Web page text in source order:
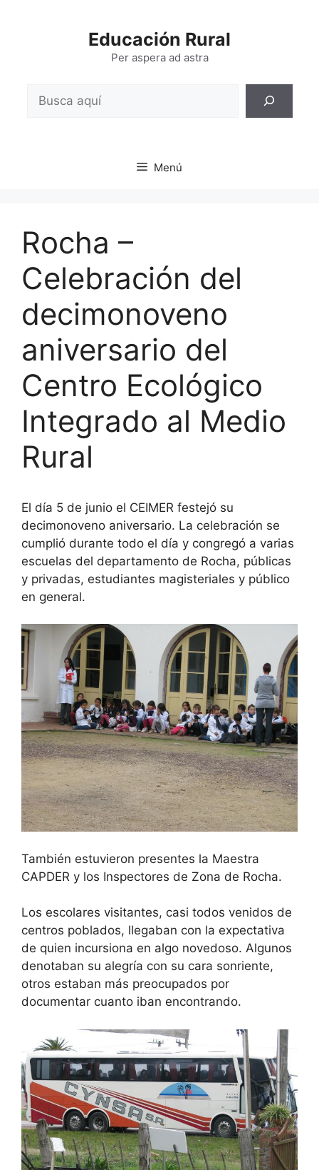
Educación Rural
Per aspera ad astra
Menú
Rocha –
Celebración del
decimonoveno
aniversario del
Centro Ecológico
Integrado al Medio
Rural
El día 5 de junio el CEIMER festejó su
decimonoveno aniversario. La celebración se
cumplió durante todo el día y congregó a varias
escuelas del departamento de Rocha, públicas
y privadas, estudiantes magisteriales y público
en general.
También estuvieron presentes la Maestra
CAPDER y los Inspectores de Zona de Rocha.
Los escolares visitantes, casi todos venidos de
centros poblados, llegaban con la expectativa
de quien incursiona en algo novedoso. Algunos
denotaban su alegría con su cara sonriente,
otros estaban más preocupados por
documentar cuanto iban encontrando.